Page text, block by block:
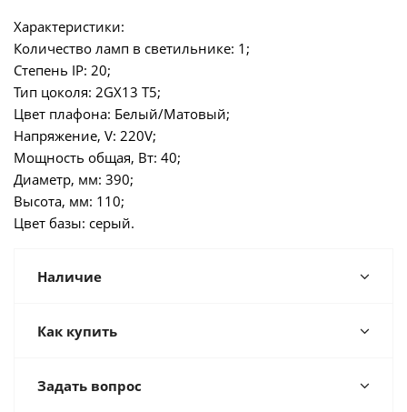
Характеристики:
Количество ламп в светильнике: 1;
Степень IP: 20;
Тип цоколя: 2GX13 T5;
Цвет плафона: Белый/Матовый;
Напряжение, V: 220V;
Мощность общая, Вт: 40;
Диаметр, мм: 390;
Высота, мм: 110;
Цвет базы: серый.
Наличие
Как купить
Задать вопрос